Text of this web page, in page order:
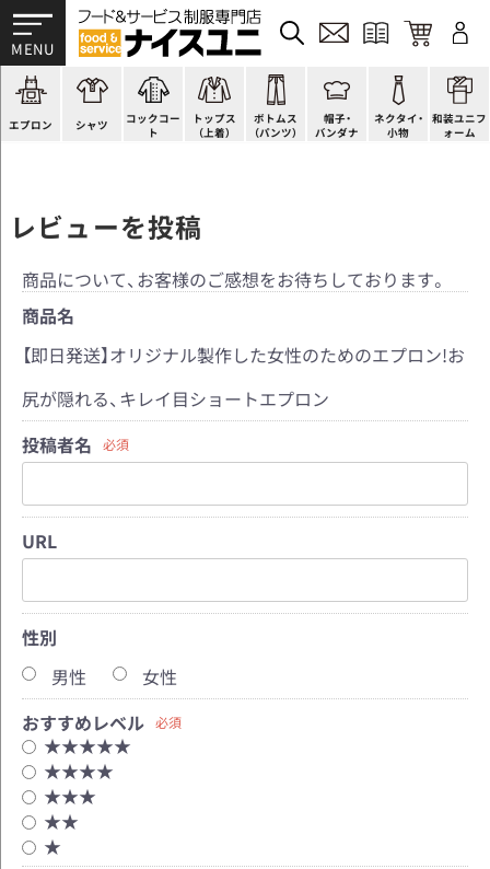
エプロン
かぶり型
スモック風
厨房用
ラップエプロン
シャツ
ピンタック
Tシャツ
ポロシャツ
和風シャツ(Asian)コックコー
ト
ショップコート
スタンダード
ファッション
キッズ
トップス
（上着）
法被(はっぴ)
調理白衣
カットソー
ジャンバー
ボトムス
（パンツ）
イージーパンツ
ワンピース
厨房シューズ
フロアシューズ
帽子・
バンダナ
洋帽子
コック帽
衛生帽子
ヘアネット
ネクタイ・
小物
ネクタイ
蝶ネクタイ
リボン・スカーフ
クロスタイ
和装ユニフ
ォーム
帯
草履、足袋など
着付小物
きもの
レビューを投稿
商品について、お客様のご感想をお待ちしております。
商品名
【即日発送】オリジナル製作した女性のためのエプロン!お
尻が隠れる、キレイ目ショートエプロン
投稿者名
必須
URL
性別
男性
女性
おすすめレベル 必須
★★★★★
★★★★
★★★
★★
★